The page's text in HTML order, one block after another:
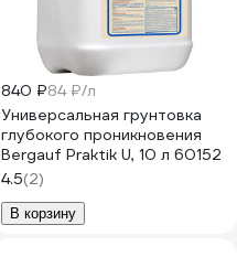
840 ₽84 ₽/л
Универсальная грунтовка
глубокого проникновения
Bergauf Praktik U, 10 л 60152
4.5(2)
В корзину